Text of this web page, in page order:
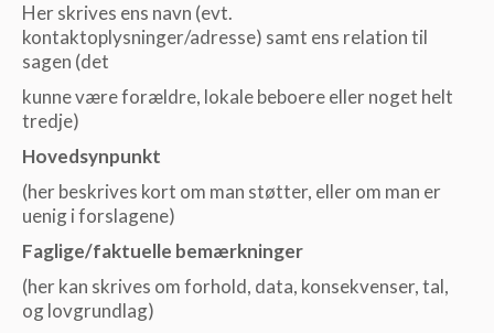
Her skrives ens navn (evt.
kontaktoplysninger/adresse) samt ens relation til
sagen (det
kunne være forældre, lokale beboere eller noget helt
tredje)
Hovedsynpunkt
(her beskrives kort om man støtter, eller om man er
uenig i forslagene)
Faglige/faktuelle bemærkninger
(her kan skrives om forhold, data, konsekvenser, tal,
og lovgrundlag)